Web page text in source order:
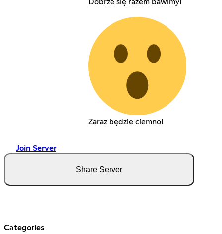
Dobrze się razem bawimy!
Zaraz będzie ciemno!
Join Server
Share Server
Categories